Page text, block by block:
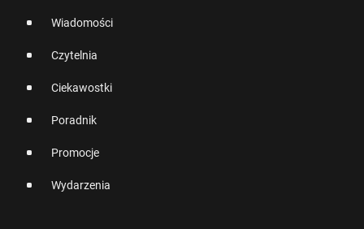
Wiadomości
Czytelnia
Ciekawostki
Poradnik
Promocje
Wydarzenia